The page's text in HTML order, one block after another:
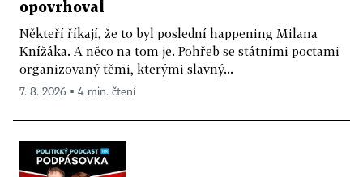
opovrhoval
Někteří říkají, že to byl poslední happening Milana
Knížáka. A něco na tom je. Pohřeb se státními poctami
organizovaný těmi, kterými slavný...
7. 8. 2026 ▪ 4 min. čtení